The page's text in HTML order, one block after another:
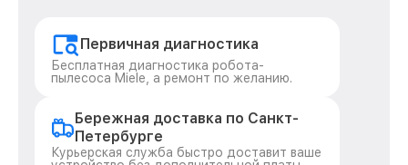
Первичная диагностика
Бесплатная диагностика робота-
пылесоса Miele, а ремонт по желанию.
Бережная доставка по Санкт-
Петербурге
Курьерская служба быстро доставит ваше